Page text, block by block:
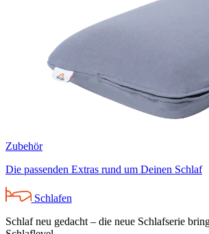
Zubehör
Die passenden Extras rund um Deinen Schlaf
Schlafen
Schlaf neu gedacht – die neue Schlafserie